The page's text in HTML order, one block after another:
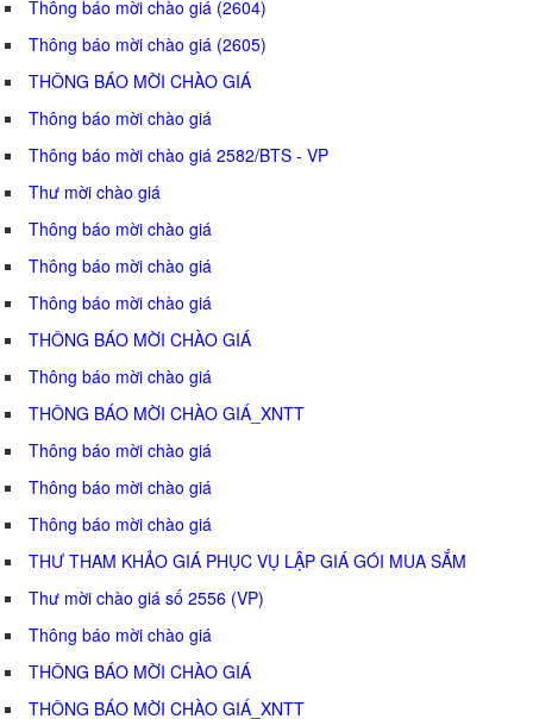
Thông báo mời chào giá (2604)
Thông báo mời chào giá (2605)
THÔNG BÁO MỜI CHÀO GIÁ
Thông báo mời chào giá
Thông báo mời chào giá 2582/BTS - VP
Thư mời chào giá
Thông báo mời chào giá
Thông báo mời chào giá
Thông báo mời chào giá
THÔNG BÁO MỜI CHÀO GIÁ
Thông báo mời chào giá
THÔNG BÁO MỜI CHÀO GIÁ_XNTT
Thông báo mời chào giá
Thông báo mời chào giá
Thông báo mời chào giá
THƯ THAM KHẢO GIÁ PHỤC VỤ LẬP GIÁ GÓI MUA SẮM
Thư mời chào giá số 2556 (VP)
Thông báo mời chào giá
THÔNG BÁO MỜI CHÀO GIÁ
THÔNG BÁO MỜI CHÀO GIÁ_XNTT